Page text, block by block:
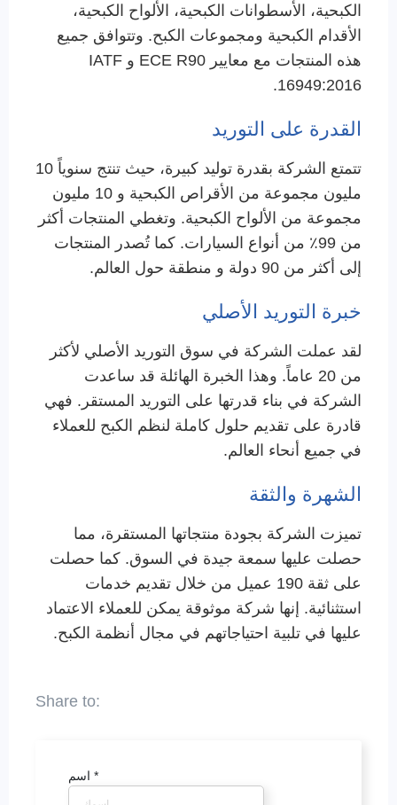
الكبحية، الأسطوانات الكبحية، الألواح الكبحية،
الأقدام الكبحية ومجموعات الكبح. وتتوافق جميع
هذه المنتجات مع معايير ECE R90 و IATF
16949:2016.
القدرة على التوريد
تتمتع الشركة بقدرة توليد كبيرة، حيث تنتج سنوياً 10
مليون مجموعة من الأقراص الكبحية و 10 مليون
مجموعة من الألواح الكبحية. وتغطي المنتجات أكثر
من 99٪ من أنواع السيارات. كما تُصدر المنتجات
إلى أكثر من 90 دولة و منطقة حول العالم.
خبرة التوريد الأصلي
لقد عملت الشركة في سوق التوريد الأصلي لأكثر
من 20 عاماً. وهذا الخبرة الهائلة قد ساعدت
الشركة في بناء قدرتها على التوريد المستقر. فهي
قادرة على تقديم حلول كاملة لنظم الكبح للعملاء
في جميع أنحاء العالم.
الشهرة والثقة
تميزت الشركة بجودة منتجاتها المستقرة، مما
حصلت عليها سمعة جيدة في السوق. كما حصلت
على ثقة 190 عميل من خلال تقديم خدمات
استثنائية. إنها شركة موثوقة يمكن للعملاء الاعتماد
عليها في تلبية احتياجاتهم في مجال أنظمة الكبح.
*